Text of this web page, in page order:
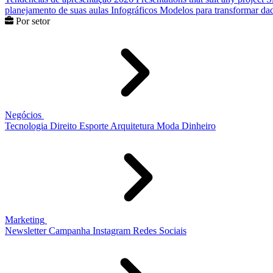
planejamento de suas aulas Infográficos Modelos para transformar
Por setor
Negócios
Tecnologia Direito Esporte Arquitetura Moda Dinheiro
Marketing
Newsletter Campanha Instagram Redes Sociais